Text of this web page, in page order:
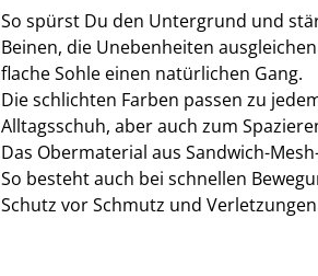
So spürst Du den Untergrund und
Beinen, die Unebenheiten
flache Sohle einen natürlichen Gang.
Die schlichten Farben passen zu
Alltagsschuh, aber auch zum
Das Obermaterial aus Sandwich-
So besteht auch bei schnellen
Schutz vor Schmutz und